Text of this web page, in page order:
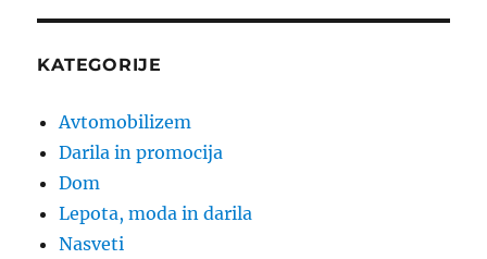
KATEGORIJE
Avtomobilizem
Darila in promocija
Dom
Lepota, moda in darila
Nasveti